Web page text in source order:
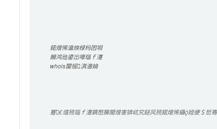
鍩熷悕瀹炴椂杩囨埛
鏅鸿兘鍙岀嚎瑙ｆ瀽
whois闅愮淇濇姢
蹇€熺殑瑙ｆ瀽鍝嶅簲閫熷害锛屼究鎹风殑鍩熷悕鑷姪绠＄悊